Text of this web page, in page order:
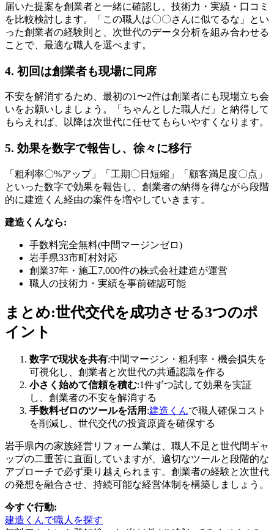
届いた提案を創業者と一緒に確認し、技術力・実績・口コミ
を比較検討します。「この職人は〇〇さんに似てるな」とい
った創業者の経験則と、次世代のデータ分析を組み合わせる
ことで、最適な職人を選べます。
4. 初回は創業者も現場に同席
不安を解消するため、最初の1〜2件は創業者にも現場立ち会
いをお願いしましょう。「ちゃんとした職人だ」と納得して
もらえれば、以降は次世代に任せてもらいやすくなります。
5. 効果を数字で報告し、徐々に移行
「粗利率〇%アップ」「工期〇日短縮」「顧客満足度〇点」
といった数字で効果を報告し、創業者の納得を得ながら段階
的に建造くん経由の案件を増やしていきます。
建造くんなら:
手数料完全無料(中間マージンゼロ)
岩手県33市町村対応
創業37年・施工7,000件の株式会社建造が運営
職人の技術力・実績を事前確認可能
まとめ:世代交代を成功させる3つのポ
イント
数字で現状を共有:中間マージン・粗利率・機会損失を
可視化し、創業者と次世代の共通認識を作る
小さく始めて信頼を積む:1件ずつ試して効果を実証
し、創業者の不安を解消する
手数料ゼロのツールを活用 :建造くんで職人確保コスト
を削減し、世代交代の投資原資を確保する
岩手県内の家族経営リフォーム業は、職人不足と世代間ギャ
ップの二重苦に直面していますが、適切なツールと段階的な
アプローチで必ず乗り越えられます。創業者の経験と次世代
の発想を融合させ、持続可能な経営体制を構築しましょう。
今すぐ行動:
建造くんで職人を探す